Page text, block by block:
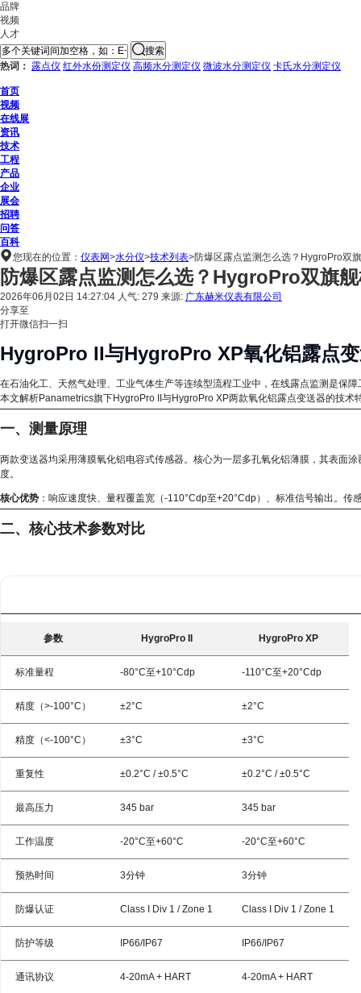
品牌
视频
人才
搜索
热词： 露点仪 红外水份测定仪 高频水分测定仪 微波水分测定仪 卡氏水分测定仪
首页
视频
在线展
资讯
技术
工程
产品
企业
展会
招聘
问答
百科
您现在的位置： 仪表网>水分仪>技术列表>防爆区露点监测怎么选？HygroPro双
防爆区露点监测怎么选？HygroPro双旗
2026年06月02日 14:27:04 人气: 279 来源: 广东赫米仪表有限公司
分享至
打开微信扫一扫
HygroPro II与HygroPro XP氧化铝露点
在石油化工、天然气处理、工业气体生产等连续型流程工业中，在线露点监测是保
本文解析Panametrics旗下HygroPro II与HygroPro XP两款氧化铝露点变送器的技术
一、测量原理
两款变送器均采用薄膜氧化铝电容式传感器。核心为一层多孔氧化铝薄膜，其表面
度。
核心优势 ：响应速度快、量程覆盖宽（-110°Cdp至+20°Cdp）、标准信号输出。
二、核心技术参数对比
参数 HygroPro II HygroPro XP
标准量程 -80°C至+10°Cdp -110°C至+20°Cdp
精度（>-100°C） ±2°C ±2°C
精度（<-100°C） ±3°C ±3°C
重复性 ±0.2°C / ±0.5°C ±0.2°C / ±0.5°C
最高压力 345 bar 345 bar
工作温度 -20°C至+60°C -20°C至+60°C
预热时间 3分钟 3分钟
防爆认证 Class I Div 1 / Zone 1 Class I Div 1 / Zone 1
防护等级 IP66/IP67 IP66/IP67
通讯协议 4-20mA + HART 4-20mA + HART